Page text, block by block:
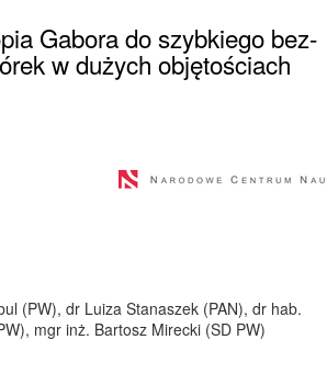
Gabora do szybkiego bez-
w dużych objętościach
(PW), dr Luiza Stanaszek (PAN), dr hab.
mgr inż. Bartosz Mirecki (SD PW)